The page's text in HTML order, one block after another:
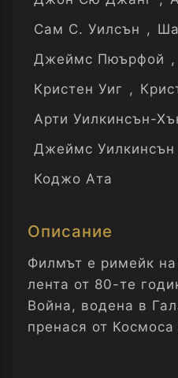
Сам С. Уилсън ,
Джеймс Пюърфой ,
Кристен Уиг ,
Арти Уилкинсън-
Джеймс Уилкинсън
Коджо Ата
Описание
Филмът е римейк на
лента от 80-те
Война, водена в
пренася от